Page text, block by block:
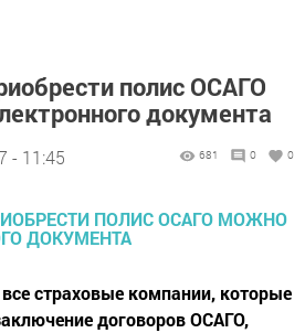
полис ОСАГО
документа
- 11:45 681 0 0
страховые компании, которые
договоров ОСАГО,